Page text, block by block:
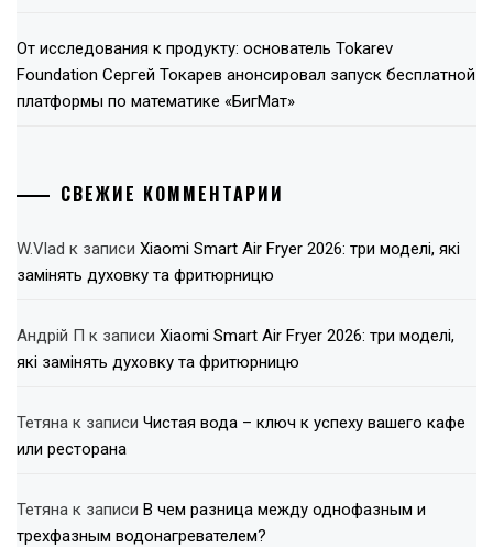
От исследования к продукту: основатель Tokarev
Foundation Сергей Токарев анонсировал запуск бесплатной
платформы по математике «БигМат»
СВЕЖИЕ КОММЕНТАРИИ
W.Vlad к записи Xiaomi Smart Air Fryer 2026: три моделі, які
замінять духовку та фритюрницю
Андрій П к записи Xiaomi Smart Air Fryer 2026: три моделі,
які замінять духовку та фритюрницю
Тетяна к записи Чистая вода – ключ к успеху вашего кафе
или ресторана
Тетяна к записи В чем разница между однофазным и
трехфазным водонагревателем?